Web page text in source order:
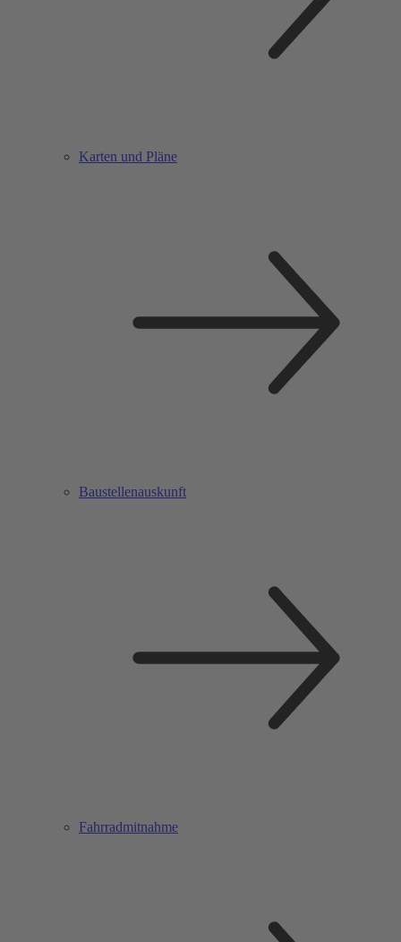
Karten und Pläne
Baustellenauskunft
Fahrradmitnahme